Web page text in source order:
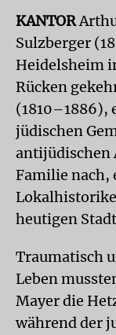
KANTOR
Sulzberger
Heidelsheim
Rücken
(1810–1886),
jüdischen
antijüdischen
Familie nach,
heutigen
Traumatisch
Leben
Mayer die
während der